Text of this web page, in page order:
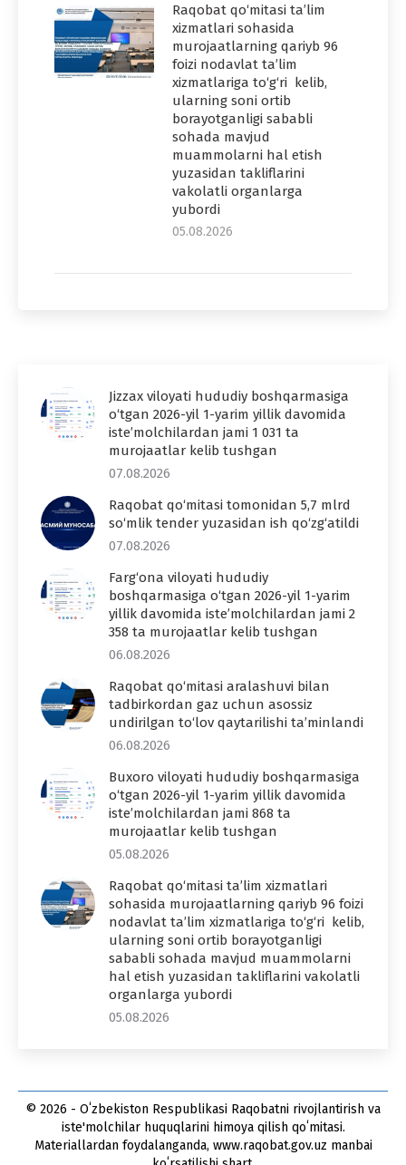
Raqobat qo‘mitasi ta’lim
xizmatlari sohasida
murojaatlarning qariyb 96
foizi nodavlat ta’lim
xizmatlariga to‘g‘ri kelib,
ularning soni ortib
borayotganligi sababli
sohada mavjud
muammolarni hal etish
yuzasidan takliflarini
vakolatli organlarga
yubordi
05.08.2026
Jizzax viloyati hududiy boshqarmasiga
o‘tgan 2026-yil 1-yarim yillik davomida
iste’molchilardan jami 1 031 ta
murojaatlar kelib tushgan
07.08.2026
Raqobat qo‘mitasi tomonidan 5,7 mlrd
so‘mlik tender yuzasidan ish qo‘zg‘atildi
07.08.2026
Farg‘ona viloyati hududiy
boshqarmasiga o‘tgan 2026-yil 1-yarim
yillik davomida iste’molchilardan jami 2
358 ta murojaatlar kelib tushgan
06.08.2026
Raqobat qo‘mitasi aralashuvi bilan
tadbirkordan gaz uchun asossiz
undirilgan to‘lov qaytarilishi ta’minlandi
06.08.2026
Buxoro viloyati hududiy boshqarmasiga
o‘tgan 2026-yil 1-yarim yillik davomida
iste’molchilardan jami 868 ta
murojaatlar kelib tushgan
05.08.2026
Raqobat qo‘mitasi ta’lim xizmatlari
sohasida murojaatlarning qariyb 96 foizi
nodavlat ta’lim xizmatlariga to‘g‘ri kelib,
ularning soni ortib borayotganligi
sababli sohada mavjud muammolarni
hal etish yuzasidan takliflarini vakolatli
organlarga yubordi
05.08.2026
© 2026 - Oʻzbekiston Respublikasi Raqobatni rivojlantirish va
iste'molchilar huquqlarini himoya qilish qoʻmitasi.
Materiallardan foydalanganda, www.raqobat.gov.uz manbai